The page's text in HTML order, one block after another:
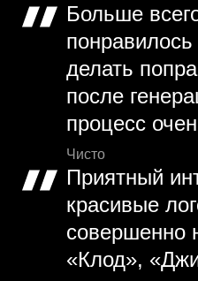
Больше
делать
после
процесс
Чисто
Приятный
красивые
совершенно
«Клод»,